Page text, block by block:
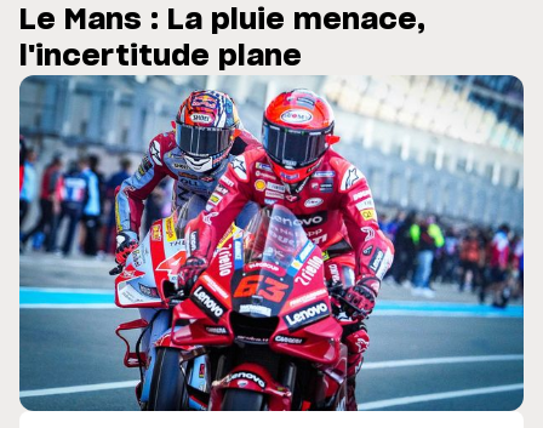
: Horaires et
du GP de Grande-
MOTO GP
Zarco évite l'opération et vise
retour en septembre
Le Mans : La pluie menace,
l'incertitude plane